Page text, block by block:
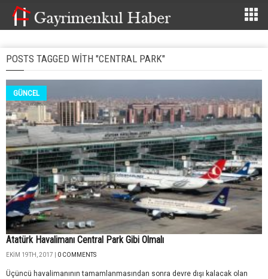
POSTS TAGGED WITH "CENTRAL PARK"
GÜNCEL
Atatürk Havalimanı Central Park Gibi Olmalı
EKIM 19TH, 2017 | 0 COMMENTS
Üçüncü havalimanının tamamlanmasından sonra devre dışı kalacak olan